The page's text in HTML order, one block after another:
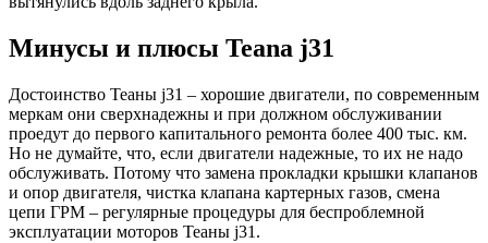
Минусы и плюсы Teana j31
Достоинство Теаны j31 – хорошие двигатели, по современным
меркам они сверхнадежны и при должном обслуживании
проедут до первого капитального ремонта более 400 тыс. км.
Но не думайте, что, если двигатели надежные, то их не надо
обслуживать. Потому что замена прокладки крышки клапанов
и опор двигателя, чистка клапана картерных газов, смена
цепи ГРМ – регулярные процедуры для беспроблемной
эксплуатации моторов Теаны j31.